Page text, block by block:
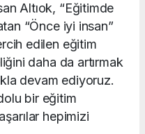
Altıok, “Eğitimde
“Önce iyi insan”
edilen eğitim
daha da artırmak
devam ediyoruz.
bir eğitim
hepimizi